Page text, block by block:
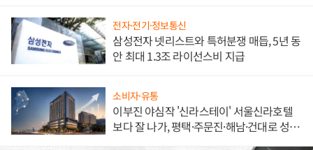
전자·전기·정보통신
삼성전자 넷리스트와 특허분쟁 매듭, 5년 동
안 최대 1.3조 라이선스비 지급
소비자·유통
이부진 야심작 '신라스테이' 서울신라호텔
보다 잘 나가, 평택·주문진·해남·건대로 성